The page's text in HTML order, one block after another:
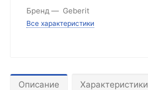
Бренд
Geberit
Все характеристики
Описание Характеристики